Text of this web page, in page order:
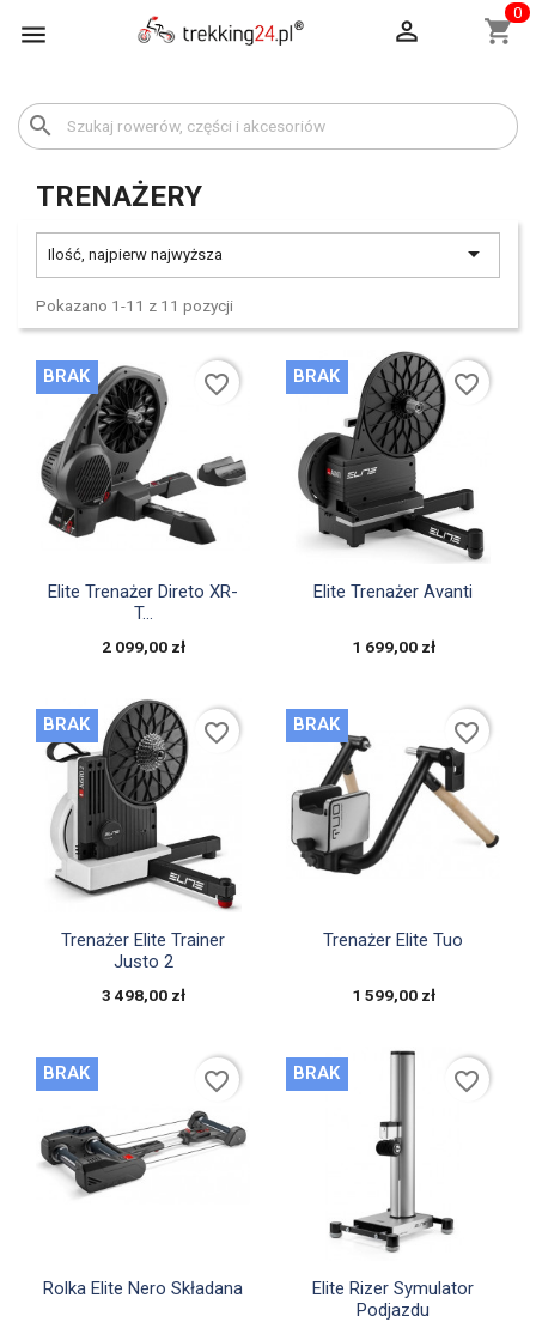
 shopping_cart
0

search
TRENAŻERY
Ilość, najpierw najwyższa 
Pokazano 1-11 z 11 pozycji
Szybki podgląd
Elite Trenażer Direto XR-
T...
2 099,00 zł
BRAK favorite_border
 Szybki podgląd
Elite Trenażer Avanti
1 699,00 zł
BRAK favorite_border
Szybki podgląd
Trenażer Elite Trainer
Justo 2
3 498,00 zł
BRAK favorite_border
Szybki podgląd
Trenażer Elite Tuo
1 599,00 zł
BRAK favorite_border
Szybki podgląd
Rolka Elite Nero Składana
BRAK favorite_border
 Szybki podgląd
Elite Rizer Symulator
Podjazdu
BRAK favorite_border